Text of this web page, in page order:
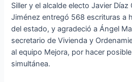
Siller y el alcalde electo Javier
Jiménez entregó 568 escrituras a
del estado, y agradeció a Ángel
secretario de Vivienda y
al equipo Mejora, por hacer
simultánea.